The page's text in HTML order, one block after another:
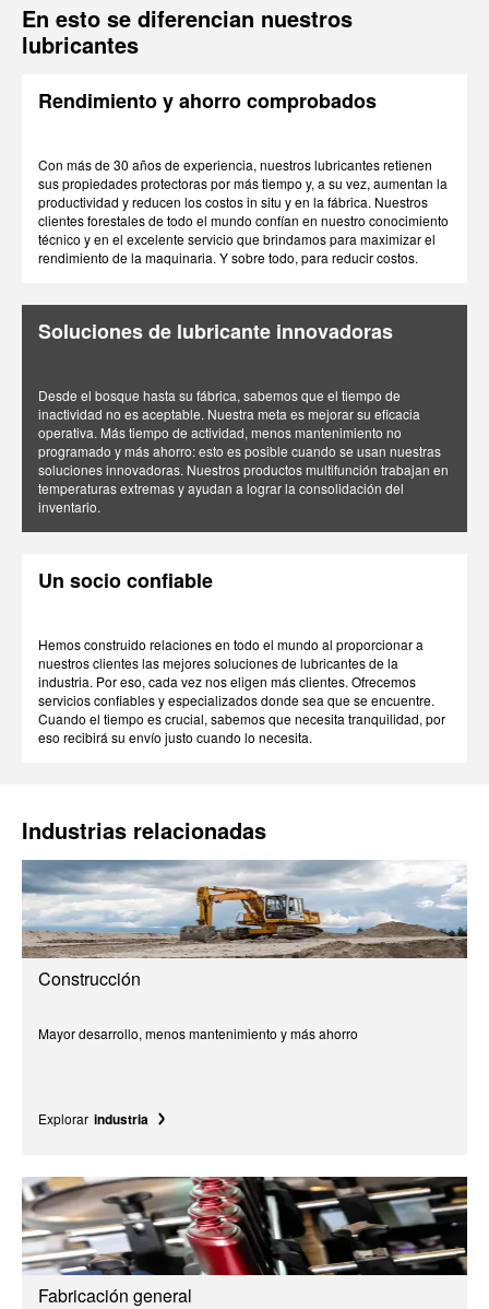
En esto se diferencian nuestros
lubricantes
Rendimiento y ahorro comprobados
Con más de 30 años de experiencia, nuestros lubricantes retienen
sus propiedades protectoras por más tiempo y, a su vez, aumentan la
productividad y reducen los costos in situ y en la fábrica. Nuestros
clientes forestales de todo el mundo confían en nuestro conocimiento
técnico y en el excelente servicio que brindamos para maximizar el
rendimiento de la maquinaria. Y sobre todo, para reducir costos.
Soluciones de lubricante innovadoras
Desde el bosque hasta su fábrica, sabemos que el tiempo de
inactividad no es aceptable. Nuestra meta es mejorar su eficacia
operativa. Más tiempo de actividad, menos mantenimiento no
programado y más ahorro: esto es posible cuando se usan nuestras
soluciones innovadoras. Nuestros productos multifunción trabajan en
temperaturas extremas y ayudan a lograr la consolidación del
inventario.
Un socio confiable
Hemos construido relaciones en todo el mundo al proporcionar a
nuestros clientes las mejores soluciones de lubricantes de la
industria. Por eso, cada vez nos eligen más clientes. Ofrecemos
servicios confiables y especializados donde sea que se encuentre.
Cuando el tiempo es crucial, sabemos que necesita tranquilidad, por
eso recibirá su envío justo cuando lo necesita.
Industrias relacionadas
Construcción
Mayor desarrollo, menos mantenimiento y más ahorro
Explorar industria
Fabricación general